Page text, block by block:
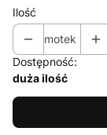
Ilość
motek
Dostępność:
duża ilość